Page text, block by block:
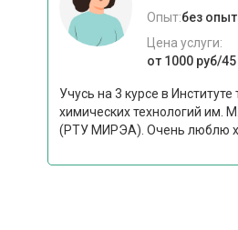
Опыт:без
Цена услуги:
от 1000 руб/
Учусь на 3 курсе в Институте
химических технологий им.
(РТУ МИРЭА). Очень люблю